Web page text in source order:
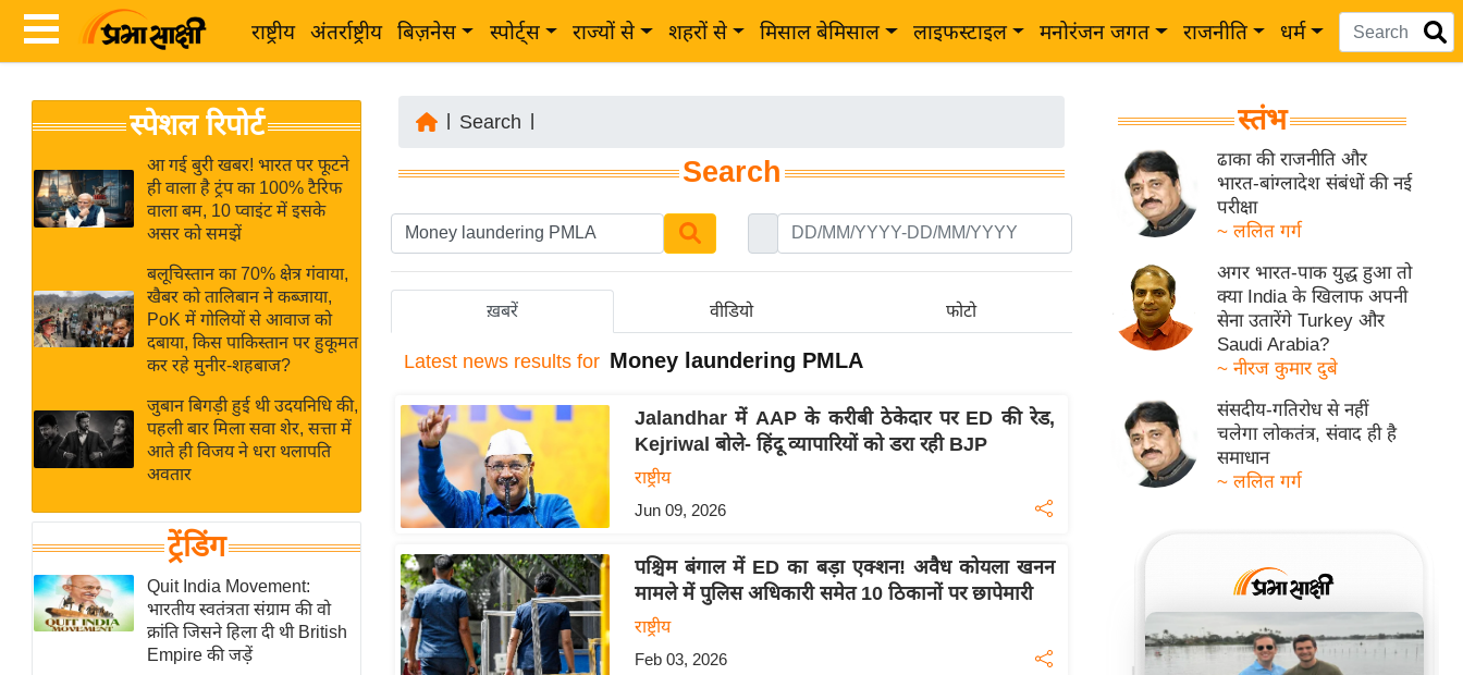
राष्ट्रीय अंतर्राष्ट्रीय बिज़नेस स्पोर्ट्स राज्यों से शहरों से मिसाल बेमिसाल लाइफस्टाइल मनोरंजन जगत राजनीति धर्म
News
Hindi
Live
News in
Hindi
News
Hindi
Videos
ख
ब
र
अंतर्राष्ट्रीय
बिज़नेस
विशेषज्ञ
राय
खेल
क्रिकेट
IPL
2026
स्पेशल रिपोर्ट
आ गई बुरी खबर! भारत पर फूटने
ही वाला है ट्रंप का 100% टैरिफ
वाला बम, 10 प्वाइंट में इसके
असर को समझें
बलूचिस्तान का 70% क्षेत्र गंवाया,
खैबर को तालिबान ने कब्जाया,
PoK में गोलियों से आवाज को
दबाया, किस पाकिस्तान पर हुकूमत
कर रहे मुनीर-शहबाज?
जुबान बिगड़ी हुई थी उदयनिधि की,
पहली बार मिला सवा शेर, सत्ता में
आते ही विजय ने धरा थलापति
अवतार
ट्रेंडिंग
Quit India Movement:
भारतीय स्वतंत्रता संग्राम की वो
क्रांति जिसने हिला दी थी British
Empire की जड़ें
Search
Search
ख़बरें वीडियो फोटो
Latest news results for Money laundering PMLA
Jalandhar में AAP के करीबी ठेकेदार पर ED की रेड,
Kejriwal बोले- हिंदू व्यापारियों को डरा रही BJP
राष्ट्रीय
Jun 09, 2026
पश्चिम बंगाल में ED का बड़ा एक्शन! अवैध कोयला खनन
मामले में पुलिस अधिकारी समेत 10 ठिकानों पर छापेमारी
राष्ट्रीय
Feb 03, 2026
स्तंभ
ढाका की राजनीति और
भारत-बांग्लादेश संबंधों की नई
परीक्षा
~ ललित गर्ग
अगर भारत-पाक युद्ध हुआ तो
क्या India के खिलाफ अपनी
सेना उतारेंगे Turkey और
Saudi Arabia?
~ नीरज कुमार दुबे
संसदीय-गतिरोध से नहीं
चलेगा लोकतंत्र, संवाद ही है
समाधान
~ ललित गर्ग